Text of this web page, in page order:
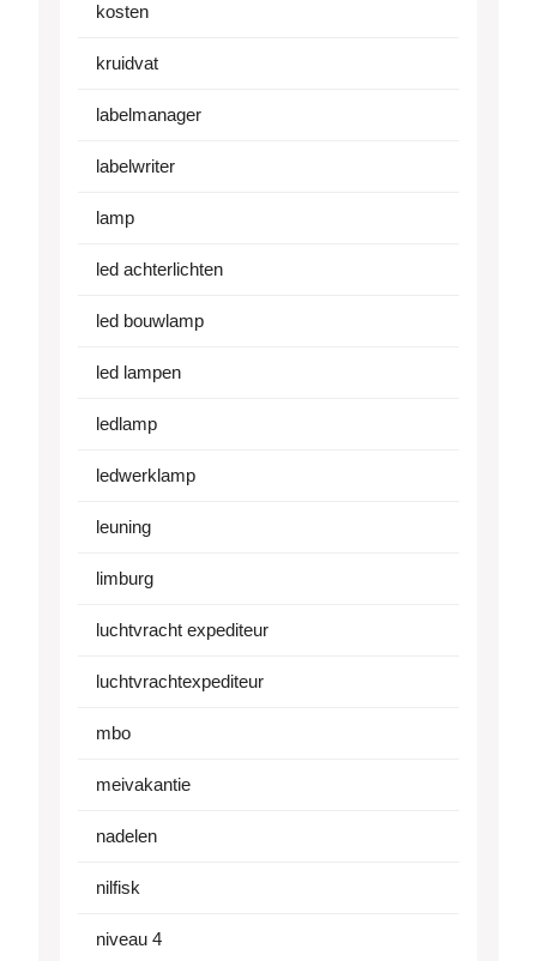
kosten
kruidvat
labelmanager
labelwriter
lamp
led achterlichten
led bouwlamp
led lampen
ledlamp
ledwerklamp
leuning
limburg
luchtvracht expediteur
luchtvrachtexpediteur
mbo
meivakantie
nadelen
nilfisk
niveau 4